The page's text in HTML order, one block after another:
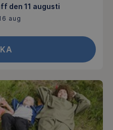
den 11 augusti
aug